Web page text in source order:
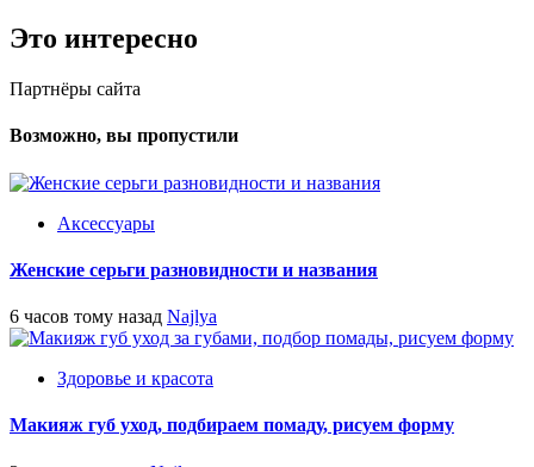
Это интересно
Партнёры сайта
Возможно, вы пропустили
Аксессуары
Женские серьги разновидности и названия
6 часов тому назад Najlya
Здоровье и красота
Макияж губ уход, подбираем помаду, рисуем форму